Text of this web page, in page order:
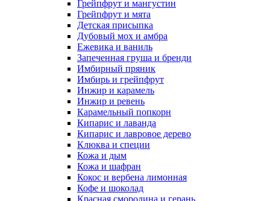
Грейпфрут и мангустин
Грейпфрут и мята
Детская присыпка
Дубовый мох и амбра
Ежевика и ваниль
Запеченная груша и бренди
Имбирный пряник
Имбирь и грейпфрут
Инжир и карамель
Инжир и ревень
Карамельный попкорн
Кипарис и лаванда
Кипарис и лавровое дерево
Клюква и специи
Кожа и дым
Кожа и шафран
Кокос и вербена лимонная
Кофе и шоколад
Красная смородина и герань